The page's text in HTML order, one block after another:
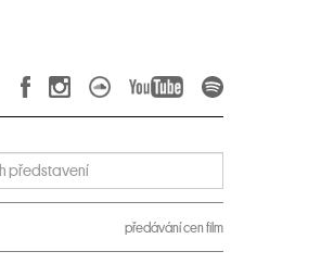
předávání cenfilm